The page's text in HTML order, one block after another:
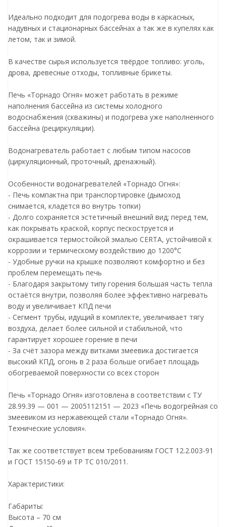
Идеально подходит для подогрева воды в каркасных,
надувных и стационарных бассейнах а так же в купелях как
летом, так и зимой.
В качестве сырья используется твёрдое топливо: уголь,
дрова, древесные отходы, топливные брикеты.
Печь «Торнадо Огня» может работать в режиме
наполнения бассейна из системы холодного
водоснабжения (скважины) и подогрева уже наполненного
бассейна (рециркуляции).
Водонагреватель работает с любым типом насосов
(циркуляционный, проточный, дренажный).
Особенности водонагревателей «Торнадо Огня»:
- Печь компактна при транспортировке (дымоход
снимается, кладется во внутрь топки)
- Долго сохраняется эстетичный внешний вид; перед тем,
как покрывать краской, корпус пескоструется и
окрашивается термостойкой эмалью СЕRТА, устойчивой к
коррозии и термическому воздействию до 1200°С
- Удобные ручки на крышке позволяют комфортно и без
проблем перемещать печь
- Благодаря закрытому типу горения большая часть тепла
остаётся внутри, позволяя более эффективно нагревать
воду и увеличивает КПД печи
- Сегмент трубы, идущий в комплекте, увеличивает тягу
воздуха, делает более сильной и стабильной, что
гарантирует хорошее горение в печи
- За счёт зазора между витками змеевика достигается
высокий КПД, огонь в 2 раза больше огибает площадь
обогреваемой поверхности со всех сторон
Печь «Торнадо Огня» изготовлена в соответствии с ТУ
28.99.39 — 001 — 2005112151 — 2023 «Печь водогрейная со
змеевиком из нержавеющей стали «Торнадо Огня».
Технические условия».
Так же соответствует всем требованиям ГОСТ 12.2.003-91
и ГОСТ 15150-69 и ТР ТС 010/2011.
Характеристики:
Габариты:
Высота – 70 см